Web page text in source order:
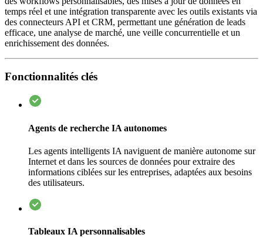
temps réel et une intégration transparente avec les outils existants via
des connecteurs API et CRM, permettant une génération de leads
efficace, une analyse de marché, une veille concurrentielle et un
enrichissement des données.
Fonctionnalités clés
Agents de recherche IA autonomes
Les agents intelligents IA naviguent de manière autonome sur
Internet et dans les sources de données pour extraire des
informations ciblées sur les entreprises, adaptées aux besoins
des utilisateurs.
Tableaux IA personnalisables